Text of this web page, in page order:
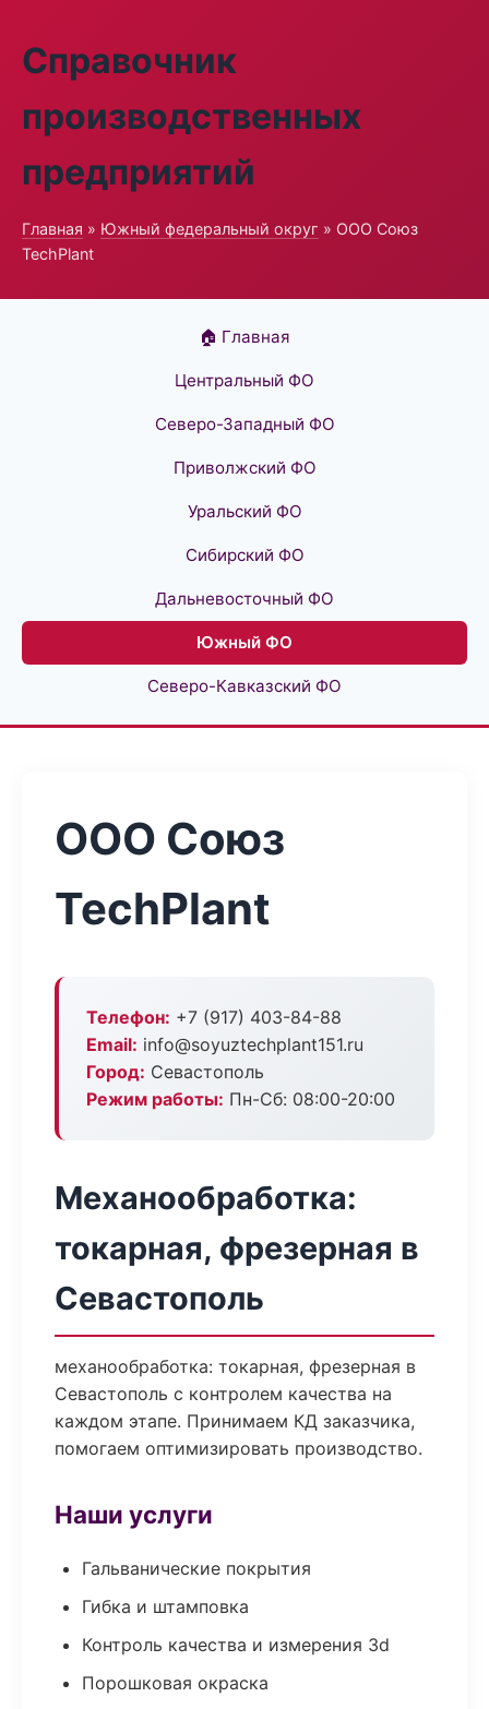
Справочник
производственных
предприятий
Главная » Южный федеральный округ » ООО Союз
TechPlant
🏠 Главная
Центральный ФО
Северо-Западный ФО
Приволжский ФО
Уральский ФО
Сибирский ФО
Дальневосточный ФО
Южный ФО
Северо-Кавказский ФО
ООО Союз
TechPlant
Телефон: +7 (917) 403-84-88
Email: info@soyuztechplant151.ru
Город: Севастополь
Режим работы: Пн-Сб: 08:00-20:00
Механообработка:
токарная, фрезерная в
Севастополь
механообработка: токарная, фрезерная в
Севастополь с контролем качества на
каждом этапе. Принимаем КД заказчика,
помогаем оптимизировать производство.
Наши услуги
Гальванические покрытия
Гибка и штамповка
Контроль качества и измерения 3d
Порошковая окраска